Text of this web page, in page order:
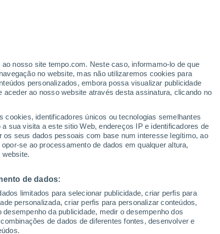
nosso site tempo.com. Neste caso, informamo-lo de que
no website, mas não utilizaremos cookies para
personalizados, embora possa visualizar publicidade
ao nosso website através desta assinatura, clicando no
cookies, identificadores únicos ou tecnologias semelhantes
sua visita a este sitio Web, endereços IP e identificadores de
seus dados pessoais com base num interesse legítimo, ao
se ao processamento de dados em qualquer altura,
website.
de dados:
limitados para selecionar publicidade, criar perfis para
personalizada, criar perfis para personalizar conteúdos,
da publicidade, medir o desempenho dos
de dados de diferentes fontes, desenvolver e
de Minas Gerais , trabalhando com a estimativa da produtividade
Ana Flávia Martins é Doutoranda e Mestre em Meio
impactos das mudanças climáticas nas
agrometeorologia, mudanças climáticas, modelagem e
seriam capazes de detectar câncer? Os testes começaram!
apresentam compostos orgânicos voláteis específicos
Um estudo recente afirma que as formigas irão auxiliar
sensibilidade do seu sistema olfativo. Saiba mais sobre esse
"conversar com os mortos" usando inteligência artificial?